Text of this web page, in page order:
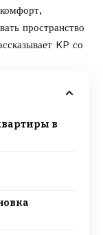
пространство
KP со
в